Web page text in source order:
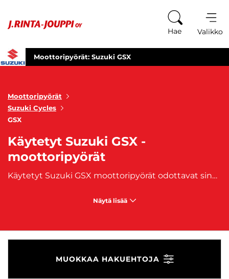
Hae Valikko
Moottoripyörät: Suzuki GSX
Moottoripyörät
Suzuki Cycles
GSX
Käytetyt Suzuki GSX -
moottoripyörät
Käytetyt Suzuki GSX moottoripyörät odottavat sinua – täydellisiä valintoja sporttiseen ajonautintoon maantielle. GSX-sarja on suunniteltu tarjoamaan huippuluokan suorituskykyä, dynaamista muotoilua ja moitteetonta ajo-ominaisuutta. Käytetyt Suzuki GSX moottoripyörämme ovat valmiita viemään ajokokemuksesi uudelle tasolle maanteillä. Jokainen pyörä yhdistää voiman, tyylin ja huippuluokan teknologian ainutlaatuisella tavalla. GSX-sarja tarjoaa sporttisen ajonautinnon niille, jotka rakastavat tien päällä viilettämistä. Selaa valikoimaamme ja löydä itsellesi sopiva käytetty Suzuki GSX moottoripyörä. Kattavat kuvaukset ja tiedot auttavat sinua tekemään informoidun päätöksen. Omista voimakas ja tyylikäs matkakumppani ja lähde seikkailuun tien päälle Suzuki GSX:n kanssa. Koe huippuluokan suorituskyvyn ja ajonautinnon täydellinen yhdistelmä jokaisella maantiesporttimatkalla. Laadukkaat käytetyt Suzuki GSX-moottoripyörät hankit kätevästi J. Rinta-Joupilta. Moottoripyöriimme on saatavilla
Näytä lisää
MUOKKAA HAKUEHTOJA